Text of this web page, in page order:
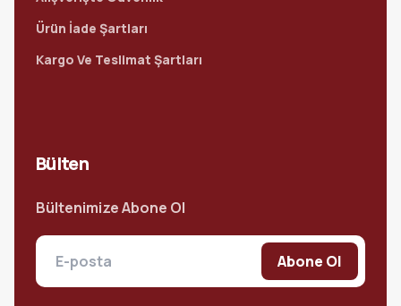
Ürün İade Şartları
Kargo Ve Teslimat Şartları
Bülten
Bültenimize Abone Ol
Abone Ol